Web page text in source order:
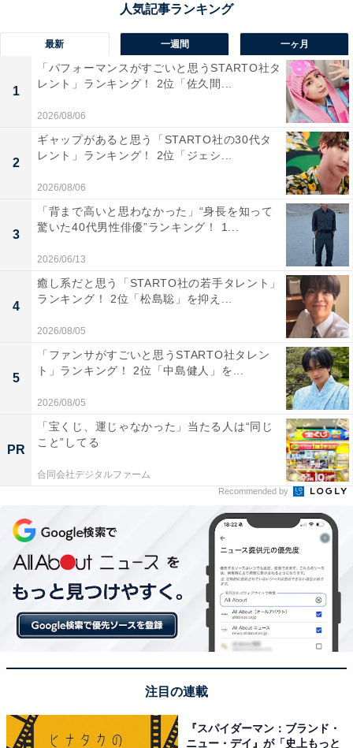
1位：菅田将暉
【新アー写解禁❗️】
2024年7月3日(水)の3rd ALBUM「SPIN」のリリー
スに先駆けて新しいアーティスト写真を公開しまし
アルバムのご予約はこちら?
https://t.co/GGNOftR3CK#菅田将暉
— 菅田将暉 音楽STAFF公式 (@sudamasakimusic)
1位にランクインしたのは、菅田将暉さんです。俳優と
して活躍するほか、7月3日には3rdアルバム『SPIN』を
リリースするなど音楽活動も行なっています。
菅田さんはauのCM『三太郎』シリーズに鬼ちゃん役で
登場。そのときのビジュアルが爆豪勝己に似ているとい
う声も多く、再現度の高さが期待できそうです。
回答コメントでは「エネルギッシュな演技がマッチしそ
う」（20代男性／東京都）、「ちょっと荒っぽい感じの
性格も上手く演じることができそうだから」（20代女性
んの見た目が似ているので！」（30代女性／東京都）な
どの声が集まりました。
最新 一週間 一ヶ月
1
「パフォーマンスがすごいと思うSTARTO社タ
レント」ランキング！ 2位「佐久間...
2026/08/06
2
ギャップがあると思う「STARTO社の30代タ
レント」ランキング！ 2位「ジェシ...
2026/08/06
3
「背まで高いと思わなかった」“身長を知って
驚いた40代男性俳優”ランキング！ 1...
2026/06/13
4
癒し系だと思う「STARTO社の若手タレント」
ランキング！ 2位「松島聡」を抑え...
2026/08/05
5
「ファンサがすごいと思うSTARTO社タレン
ト」ランキング！ 2位「中島健人」を...
2026/08/05
PR
「宝くじ、運じゃなかった」当たる人は“同じ
こと”してる
合同会社デジタルファーム
Recommended by
注目の連載
『スパイダーマン：ブランド・
ニュー・デイ』が「史上もっと